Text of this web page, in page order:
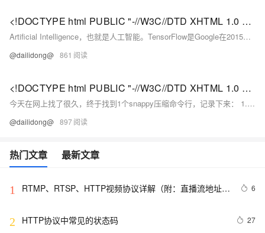
<!DOCTYPE html PUBLIC "-//W3C//DTD XHTML 1.0 Transitional//EN" "http://www.w3.org/TR/xhtml1/DTD/xhtml1-strict.dtd"> <html><head><meta http-equiv="Cont
Artificial Intelligence，也就是人工智能。TensorFlow是Google在2015年底开源的项目 TensorFlow的论文地址：http://download.
@dailidong@ 861
<!DOCTYPE html PUBLIC "-//W3C//DTD XHTML 1.0 Transitional//EN" "http://www.w3.org/TR/xhtml1/DTD/xhtml1-strict.dtd"> <html><head><meta http-equiv="Cont
今天在网上找了很久，终于找到1个snappy压缩命令行，记录下来： 1.wget https://bootstrap.pypa.
@dailidong@ 897
热门文章 最新文章
1
RTMP、RTSP、HTTP视频协议详解（附：直播流地址、
6
2 HTTP协议中常见的状态码 27